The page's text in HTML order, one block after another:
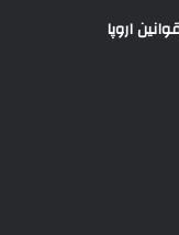
اروپا